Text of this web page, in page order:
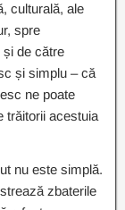
culturală, ale
spre
și de către
și simplu – că
ne poate
trăitorii acestuia
nu este simplă.
zbaterile